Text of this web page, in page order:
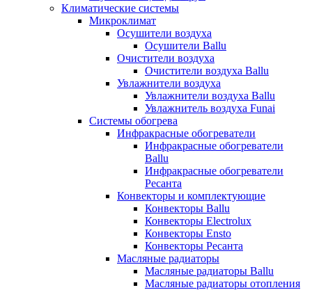
Климатические системы
Микроклимат
Осушители воздуха
Осушители Ballu
Очистители воздуха
Очистители воздуха Ballu
Увлажнители воздуха
Увлажнители воздуха Ballu
Увлажнитель воздуха Funai
Системы обогрева
Инфракрасные обогреватели
Инфракрасные обогреватели
Ballu
Инфракрасные обогреватели
Ресанта
Конвекторы и комплектующие
Конвекторы Ballu
Конвекторы Electrolux
Конвекторы Ensto
Конвекторы Ресанта
Масляные радиаторы
Масляные радиаторы Ballu
Масляные радиаторы отопления